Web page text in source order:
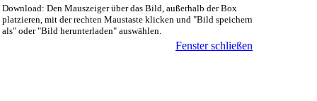
Download: Den Mauszeiger über das Bild, außerhalb der Box
platzieren, mit der rechten Maustaste klicken und "Bild speichern
als" oder "Bild herunterladen" auswählen.
Fenster schließen